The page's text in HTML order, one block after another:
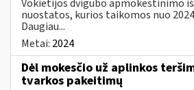
Vokietijos dvigubo apmokestinimo
nuostatos, kurios taikomos nuo 2024
Daugiau...
Metai: 2024
Dėl mokesčio už aplinkos
tvarkos pakeitimų